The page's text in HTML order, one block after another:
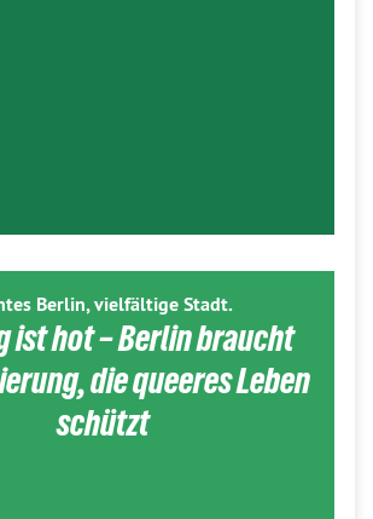
Berlin, vielfältige Stadt.
ist hot – Berlin braucht
die queeres Leben
schützt